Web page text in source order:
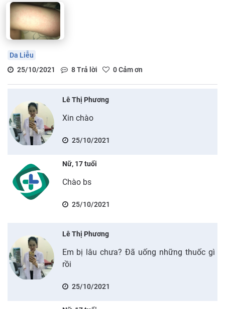
Da Liễu
25/10/2021
8Trả lời 0Cảm ơn
Lê Thị Phương
Xin chào
25/10/2021
Nữ, 17 tuổi
Chào bs
25/10/2021
Lê Thị Phương
Em bị lâu chưa? Đã uống những thuốc gì
rồi
25/10/2021